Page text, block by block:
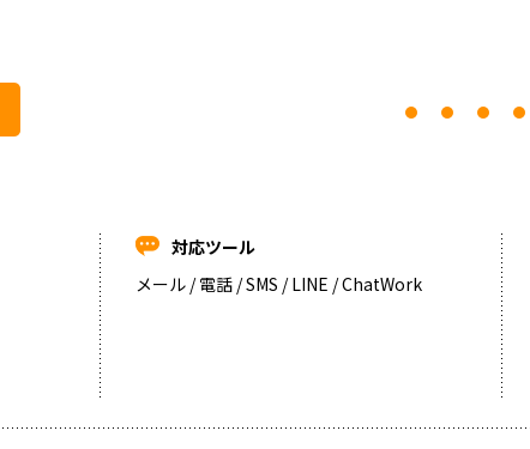
対応ツール
メール / 電話 / SMS / LINE / ChatWork